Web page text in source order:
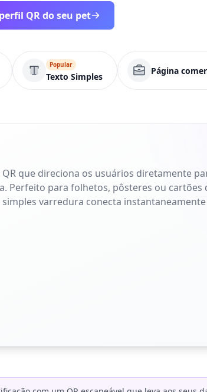
QR do seu pet
Popular
Texto Simples
Página
que direciona os usuários diretamente
Perfeito para folhetos, pôsteres ou cartões
varredura conecta